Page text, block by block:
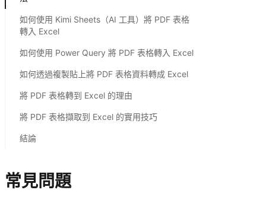
如何使用 Kimi Sheets（AI 工具）將 PDF 表格
轉入 Excel
如何使用 Power Query 將 PDF 表格轉入 Excel
如何透過複製貼上將 PDF 表格資料轉成 Excel
將 PDF 表格轉到 Excel 的理由
將 PDF 表格擷取到 Excel 的實用技巧
結論
常見問題